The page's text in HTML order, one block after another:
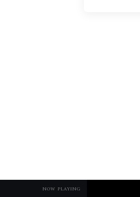
NOW PLAYING